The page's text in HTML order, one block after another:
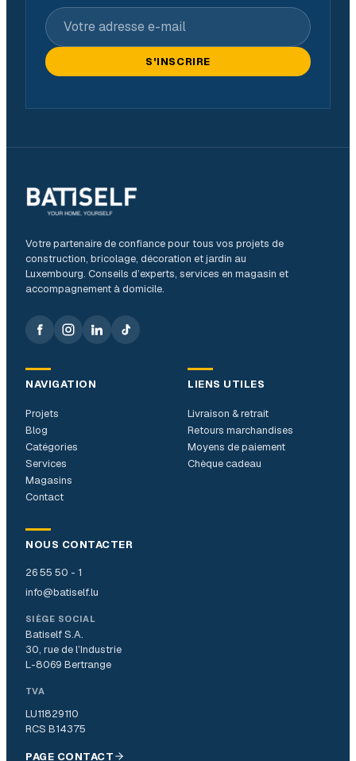
Votre adresse e-mail
S'INSCRIRE
Votre partenaire de confiance pour tous vos projets de
construction, bricolage, décoration et jardin au
Luxembourg. Conseils d’experts, services en magasin et
accompagnement à domicile.
NAVIGATION
Projets
Blog
Catégories
Services
Magasins
Contact
LIENS UTILES
Livraison & retrait
Retours marchandises
Moyens de paiement
Chèque cadeau
NOUS CONTACTER
26 55 50 - 1
info@batiself.lu
SIÈGE SOCIAL
Batiself S.A.
30, rue de l’Industrie
L-8069 Bertrange
TVA
LU11829110
RCS B14375
PAGE CONTACT